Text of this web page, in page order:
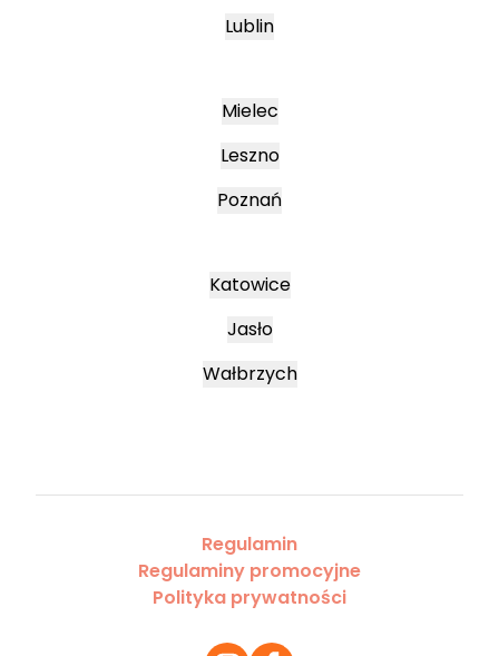
Lublin
Mielec
Leszno
Poznań
Katowice
Jasło
Wałbrzych
Regulamin
Regulaminy promocyjne
Polityka prywatności